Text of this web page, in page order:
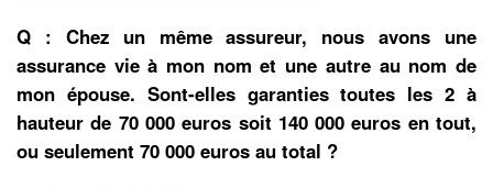
Q : Chez un même assureur, nous avons une
assurance vie à mon nom et une autre au nom de
mon épouse. Sont-elles garanties toutes les 2 à
hauteur de 70 000 euros soit 140 000 euros en tout,
ou seulement 70 000 euros au total ?